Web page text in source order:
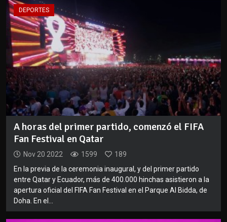
DEPORTES
A horas del primer partido, comenzó el FIFA
Fan Festival en Qatar
Nov 20 2022 1599
189
En la previa de la ceremonia inaugural, y del primer partido
entre Qatar y Ecuador, más de 400.000 hinchas asistieron a la
apertura oficial del FIFA Fan Festival en el Parque Al Bidda, de
Doha. En el...